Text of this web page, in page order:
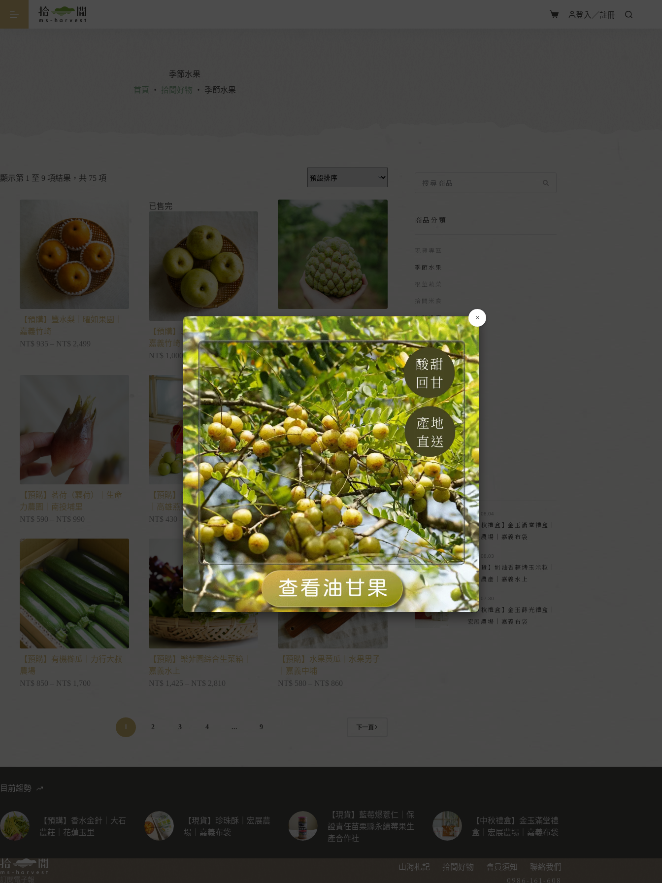
登入／註冊
季節水果
首頁
・ 拾間好物 ・ 季節水果
顯示第 1 至 9 項結果，共 75 項
【預購】豐水梨｜曜如果園｜
嘉義竹崎
NT$ 935 – NT$ 2,499
已售完
【預購】雪花梨｜曜如果園｜
嘉義竹崎
NT$ 1,000 – NT$1,150
【預購】台東釋迦（大目釋
迦）｜好時果子｜台東卑南
NT$750 – NT$970
【預購】茗荷（蘘荷）｜生命
力農園｜南投埔里
NT$ 590 – NT$ 990
【預購】惜福蜜棗｜後荷棗園
｜高雄燕巢
NT$ 430 – NT$2,160
【預購】手指檸檬｜生命力農
園｜南投埔里
NT$960 – NT$2,450
【預購】有機櫛瓜｜力行大叔
農場
NT$ 850 – NT$ 1,700
【預購】樂菲園綜合生菜箱｜
嘉義水上
NT$ 1,425 – NT$ 2,810
【預購】水果黃瓜｜水果男子
｜嘉義中埔
NT$ 580 – NT$ 860
1 2 3 4 ... 9 下一頁
商品分類
現貨專區
季節水果
根莖蔬菜
拾間米食
生鮮漁產
肉類食品
唰嘴零食
風味佐料
漬物乾貨
飲品沖調
生活選物
年節禮盒
主廚選品｜特殊食材
最新商品
2026.08.04
【中秋禮盒】金玉滿堂禮盒｜
宏展農場｜嘉義布袋
2026.08.03
【現貨】奶油香蒜烤玉米粒｜
坤佑農產｜嘉義水上
2026.07.30
【中秋禮盒】金玉蒔光禮盒｜
宏展農場｜嘉義布袋
目前趨勢
【預購】香水金針｜大石
農莊｜花蓮玉里
【現貨】珍珠酥｜宏展農
場｜嘉義布袋
【現貨】藍莓爆薏仁｜保
證責任苗栗縣永續莓果生
產合作社
【中秋禮盒】金玉滿堂禮
盒｜宏展農場｜嘉義布袋
山海札記 拾間好物 會員須知 聯絡我們
訂閱電子報 0986-161-608
×